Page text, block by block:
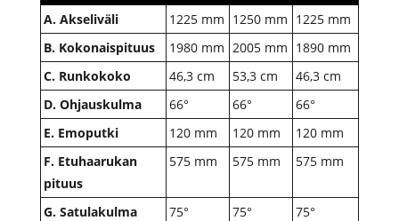
A. Akseliväli 1225 mm 1250 mm 1225 mm
B. Kokonaispituus
1980 mm 2005 mm 1890 mm
C. Runkokoko
46,3 cm 53,3 cm
46,3 cm
D. Ohjauskulma
66° 66°
66°
E. Emoputki
120 mm 120 mm
120 mm
F. Etuhaarukan
pituus
575 mm 575 mm 575 mm
G. Satulakulma 75° 75°
75°